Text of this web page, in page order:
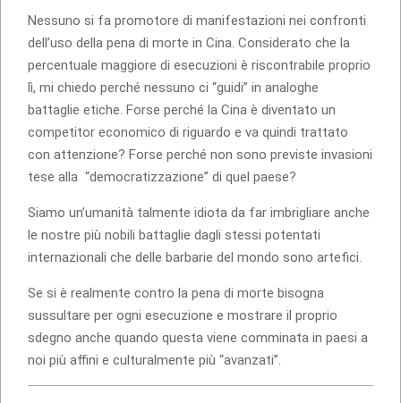
Nessuno si fa promotore di manifestazioni nei confronti
dell’uso della pena di morte in Cina. Considerato che la
percentuale maggiore di esecuzioni è riscontrabile proprio
lì, mi chiedo perché nessuno ci “guidi” in analoghe
battaglie etiche. Forse perché la Cina è diventato un
competitor economico di riguardo e va quindi trattato
con attenzione? Forse perché non sono previste invasioni
tese alla “democratizzazione” di quel paese?
Siamo un’umanità talmente idiota da far imbrigliare anche
le nostre più nobili battaglie dagli stessi potentati
internazionali che delle barbarie del mondo sono artefici.
Se si è realmente contro la pena di morte bisogna
sussultare per ogni esecuzione e mostrare il proprio
sdegno anche quando questa viene comminata in paesi a
noi più affini e culturalmente più “avanzati”.